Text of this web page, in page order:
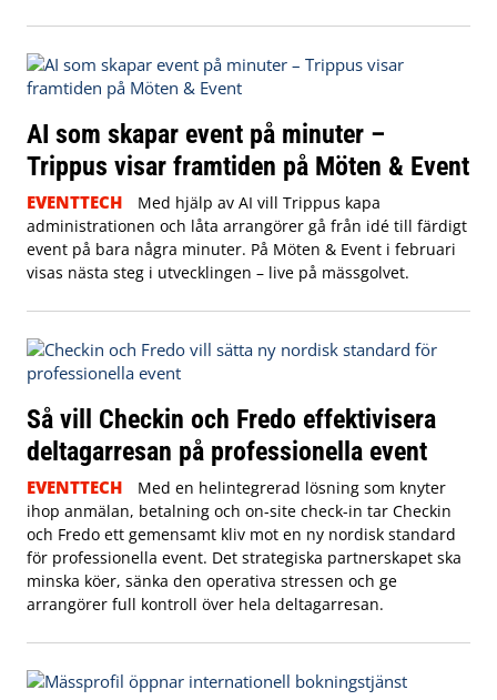
AI som skapar event på minuter –
Trippus visar framtiden på Möten & Event
EVENTTECH
Med hjälp av AI vill Trippus kapa
administrationen och låta arrangörer gå från idé till färdigt
event på bara några minuter. På Möten & Event i februari
visas nästa steg i utvecklingen – live på mässgolvet.
Så vill Checkin och Fredo effektivisera
deltagarresan på professionella event
EVENTTECH
Med en helintegrerad lösning som knyter
ihop anmälan, betalning och on-site check-in tar Checkin
och Fredo ett gemensamt kliv mot en ny nordisk standard
för professionella event. Det strategiska partnerskapet ska
minska köer, sänka den operativa stressen och ge
arrangörer full kontroll över hela deltagarresan.